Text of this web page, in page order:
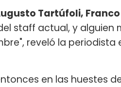
Tartúfoli,
staff actual, y alguien
reveló la periodista
en las huestes